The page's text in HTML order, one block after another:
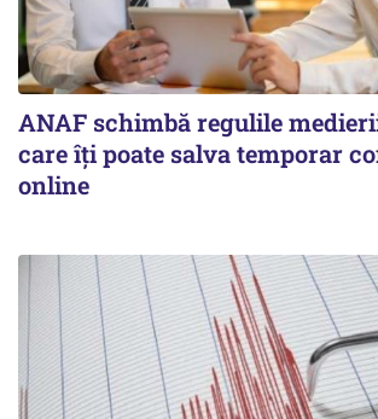
ANAF schimbă regulile
care îți poate salva temporar
online